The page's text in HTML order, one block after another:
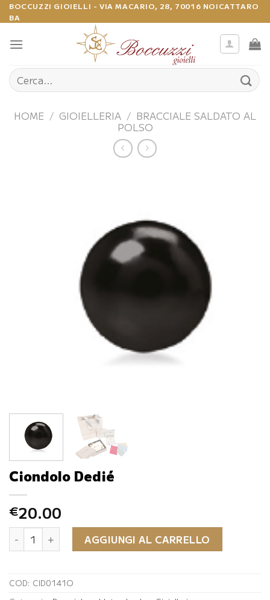
Salta
ai
contenuti
BOCCUZZI GIOIELLI - VIA MACARIO, 28, 70016 NOICATTARO
BA
Cerca:
HOME / GIOIELLERIA / BRACCIALE SALDATO AL
POLSO
Ciondolo Dedié
€20.00
Ciondolo Dedié quantitàAGGIUNGI AL CARRELLO
COD: CID0141O